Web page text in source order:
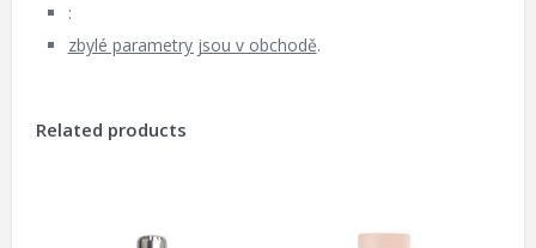
:
zbylé parametry jsou v obchodě.
Related products